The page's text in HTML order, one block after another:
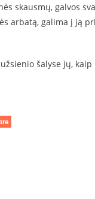
skausmų, galvos
arbatą, galima į ją
šalyse jų,